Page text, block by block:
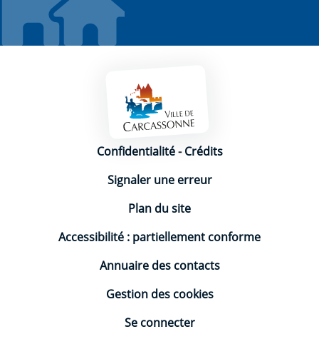
Mentions légales
Confidentialité-Crédits
Signaler une erreur
Plan du site
Accessibilité : partiellement conforme
Annuaire des contacts
Gestion des cookies
Se connecter